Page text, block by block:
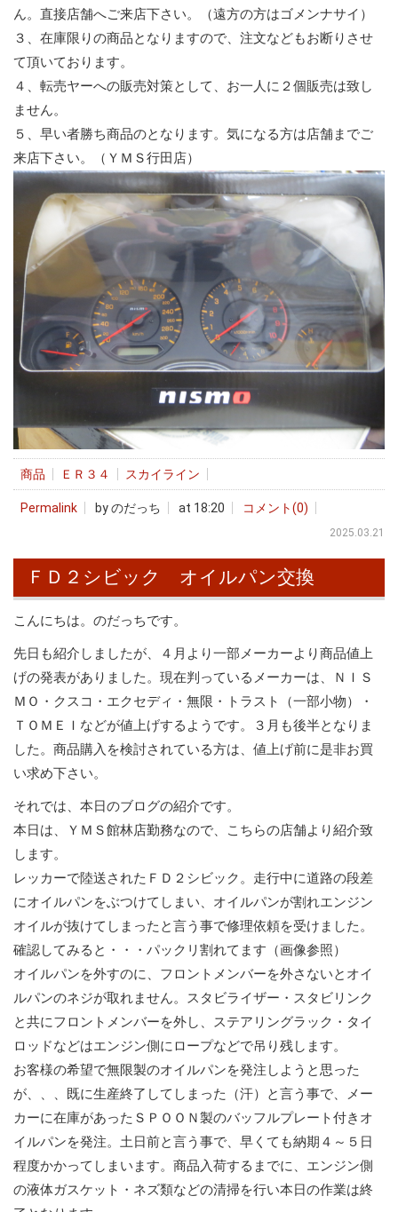
ん。直接店舗へご来店下さい。（遠方の方はゴメンナサイ）
３、在庫限りの商品となりますので、注文などもお断りさせ
て頂いております。
４、転売ヤーへの販売対策として、お一人に２個販売は致し
ません。
５、早い者勝ち商品のとなります。気になる方は店舗までご
来店下さい。（ＹＭＳ行田店）
商品 ＥＲ３４ スカイライン
Permalink by のだっち at 18:20 コメント(0)
2025.03.21
ＦＤ２シビック オイルパン交換
こんにちは。のだっちです。
先日も紹介しましたが、４月より一部メーカーより商品値上
げの発表がありました。現在判っているメーカーは、ＮＩＳ
ＭＯ・クスコ・エクセディ・無限・トラスト（一部小物）・
ＴＯＭＥＩなどが値上げするようです。３月も後半となりま
した。商品購入を検討されている方は、値上げ前に是非お買
い求め下さい。
それでは、本日のブログの紹介です。
本日は、ＹＭＳ館林店勤務なので、こちらの店舗より紹介致
します。
レッカーで陸送されたＦＤ２シビック。走行中に道路の段差
にオイルパンをぶつけてしまい、オイルパンが割れエンジン
オイルが抜けてしまったと言う事で修理依頼を受けました。
確認してみると・・・パックリ割れてます（画像参照）
オイルパンを外すのに、フロントメンバーを外さないとオイ
ルパンのネジが取れません。スタビライザー・スタビリンク
と共にフロントメンバーを外し、ステアリングラック・タイ
ロッドなどはエンジン側にロープなどで吊り残します。
お客様の希望で無限製のオイルパンを発注しようと思った
が、、、既に生産終了してしまった（汗）と言う事で、メー
カーに在庫があったＳＰＯＯＮ製のバッフルプレート付きオ
イルパンを発注。土日前と言う事で、早くても納期４～５日
程度かかってしまいます。商品入荷するまでに、エンジン側
の液体ガスケット・ネズ類などの清掃を行い本日の作業は終